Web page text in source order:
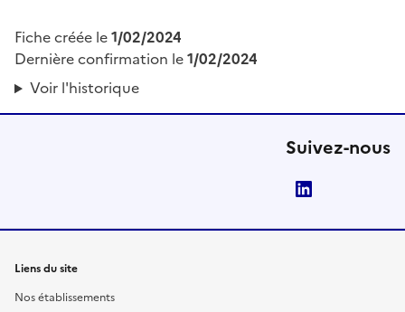
Fiche créée le1/02/2024
Dernière confirmation le1/02/2024
Voir l'historique
Suivez-nous
Liens du site
Nos établissements